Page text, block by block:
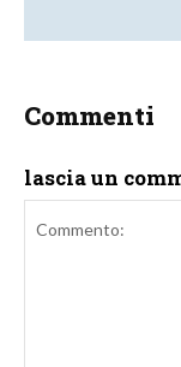
Commenti
lascia un